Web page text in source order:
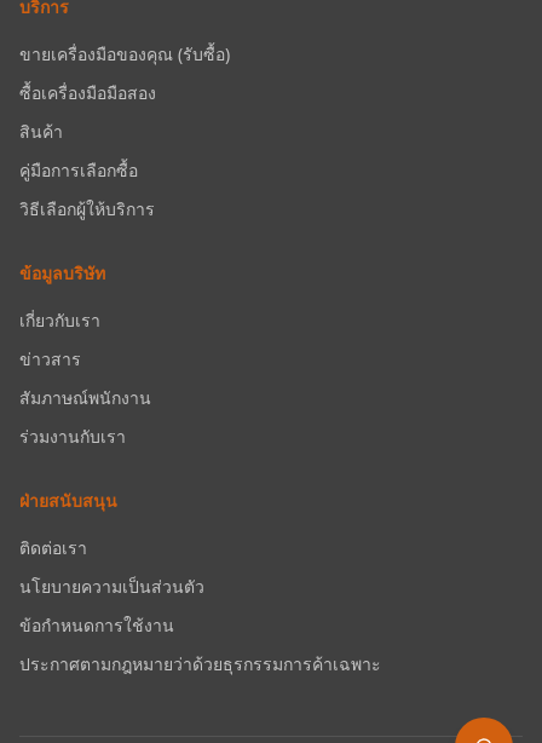
บริการ
ขายเครื่องมือของคุณ (รับซื้อ)
ซื้อเครื่องมือมือสอง
สินค้า
คู่มือการเลือกซื้อ
วิธีเลือกผู้ให้บริการ
ข้อมูลบริษัท
เกี่ยวกับเรา
ข่าวสาร
สัมภาษณ์พนักงาน
ร่วมงานกับเรา
ฝ่ายสนับสนุน
ติดต่อเรา
นโยบายความเป็นส่วนตัว
ข้อกำหนดการใช้งาน
ประกาศตามกฎหมายว่าด้วยธุรกรรมการค้าเฉพาะ